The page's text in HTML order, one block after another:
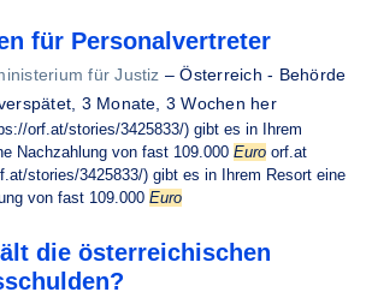
für Personalvertreter
für Justiz –Österreich - Behörde
3 Monate, 3 Wochen her
orf.at/stories/3425833/) gibt es in Ihrem
Nachzahlung von fast 109.000 Euro orf.at
stories/3425833/) gibt es in Ihrem Resort eine
von fast 109.000 Euro
die österreichischen